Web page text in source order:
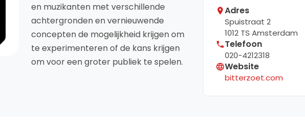
en muzikanten met verschillende
achtergronden en vernieuwende
concepten de mogelijkheid krijgen om
te experimenteren of de kans krijgen
om voor een groter publiek te spelen.
Adres
Spuistraat 2
1012 TS Amsterdam
Telefoon
020-4212318
Website
bitterzoet.com